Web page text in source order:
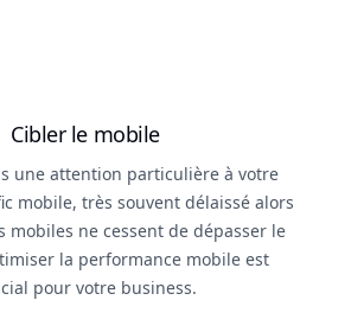
Cibler le mobile
une attention particulière à votre
mobile, très souvent délaissé alors
mobiles ne cessent de dépasser le
la performance mobile est
pour votre business.